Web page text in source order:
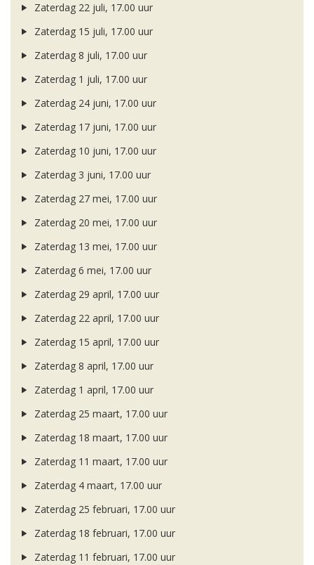
Zaterdag 22 juli, 17.00 uur
Zaterdag 15 juli, 17.00 uur
Zaterdag 8 juli, 17.00 uur
Zaterdag 1 juli, 17.00 uur
Zaterdag 24 juni, 17.00 uur
Zaterdag 17 juni, 17.00 uur
Zaterdag 10 juni, 17.00 uur
Zaterdag 3 juni, 17.00 uur
Zaterdag 27 mei, 17.00 uur
Zaterdag 20 mei, 17.00 uur
Zaterdag 13 mei, 17.00 uur
Zaterdag 6 mei, 17.00 uur
Zaterdag 29 april, 17.00 uur
Zaterdag 22 april, 17.00 uur
Zaterdag 15 april, 17.00 uur
Zaterdag 8 april, 17.00 uur
Zaterdag 1 april, 17.00 uur
Zaterdag 25 maart, 17.00 uur
Zaterdag 18 maart, 17.00 uur
Zaterdag 11 maart, 17.00 uur
Zaterdag 4 maart, 17.00 uur
Zaterdag 25 februari, 17.00 uur
Zaterdag 18 februari, 17.00 uur
Zaterdag 11 februari, 17.00 uur